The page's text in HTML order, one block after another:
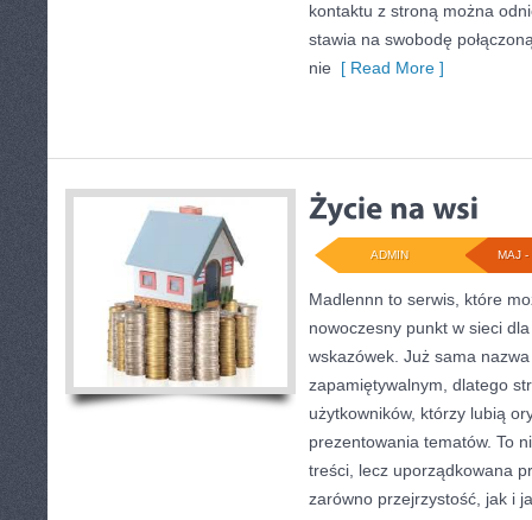
kontaktu z stroną można
stawia na swobodę
nie [ Read More ]
MAJ -
ADMIN
Madlennn to serwis, które
nowoczesny punkt w sieci
wskazówek. Już sama
zapamiętywalnym, dlatego
użytkowników, którzy lubią
prezentowania tematów. To
treści, lecz uporządkowana
zarówno przejrzystość, jak i